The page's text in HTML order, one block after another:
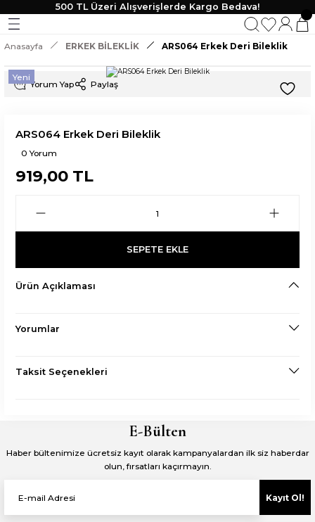
500 TL Üzeri Alışverişlerde Kargo Bedava!
Geri Dön
Geri Dön
Geri Dön
Geri Dön
TAKI
Anasayfa ERKEK BİLEKLİK ARS064 Erkek Deri Bileklik
Yeni
Yorum Yap Paylaş
ARS064 Erkek Deri Bileklik
0 Yorum
919,00 TL
SEPETE EKLE
Ürün Açıklaması
Yorumlar
Taksit Seçenekleri
E-Bülten
Haber bültenimize ücretsiz kayıt olarak kampanyalardan ilk siz haberdar
olun, fırsatları kaçırmayın.
Kayıt Ol!